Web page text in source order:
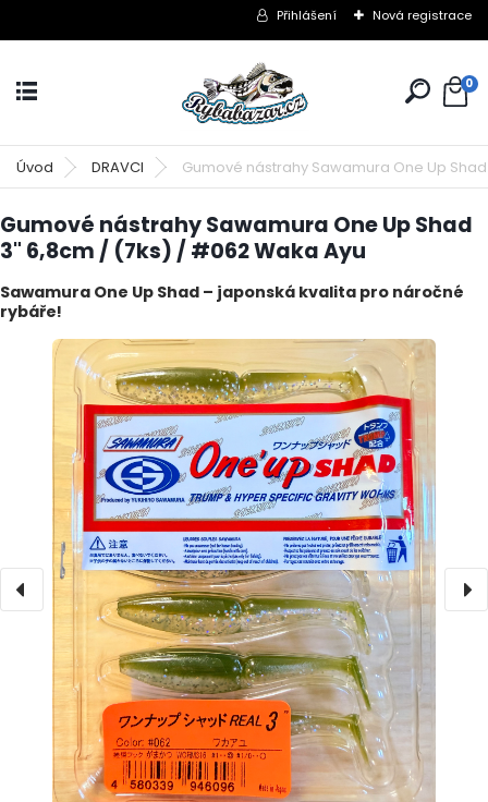
Přihlášení Nová registrace
0
Úvod DRAVCI Gumové nástrahy Sawamura One Up
Gumové nástrahy Sawamura One Up Shad
3" 6,8cm / (7ks) / #062 Waka Ayu
Sawamura One Up Shad – japonská kvalita pro náročné
rybáře!